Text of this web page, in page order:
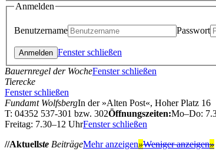
Anmelden
Benutzername Passwort
Fenster schließen
Bauernregel der WocheFenster schließen
Tierecke
Fenster schließen
Fundamt WolfsbergIn der »Alten Post«, Hoher Platz 16
T: 04352 537-301 bzw. 302Öffnungszeiten:Mo–Do:
Freitag: 7.30–12 UhrFenster schließen
//Aktuellste BeiträgeMehr anzeigen»Weniger anzeigen»